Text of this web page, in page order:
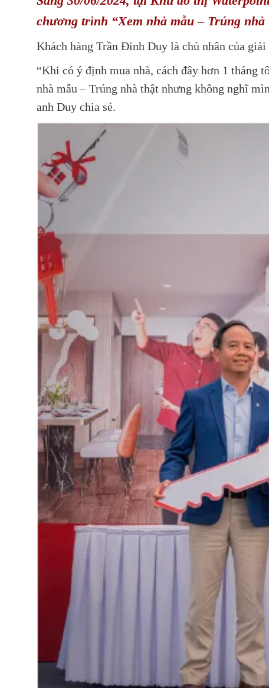
chương trình “Xem nhà mẫu – Trúng
Khách hàng Trần Đinh Duy là chủ nhân của
“Khi có ý định mua nhà, cách đây hơn 1 tháng
nhà mẫu – Trúng nhà thật nhưng không nghĩ
anh Duy chia sẻ.